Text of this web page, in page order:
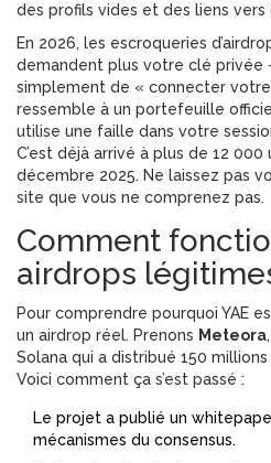
des profils vides et des liens vers
En 2026, les escroqueries
demandent plus votre clé privée
simplement de « connecter
ressemble à un portefeuille
utilise une faille dans votre
C’est déjà arrivé à plus de 12
décembre 2025. Ne laissez pas
site que vous ne comprenez pas.
Comment
airdrops
Pour comprendre pourquoi YAE
un airdrop réel. Prenons Meteora
Solana qui a distribué 150
Voici comment ça s’est passé :
Le projet a publié un
mécanismes du consensus.